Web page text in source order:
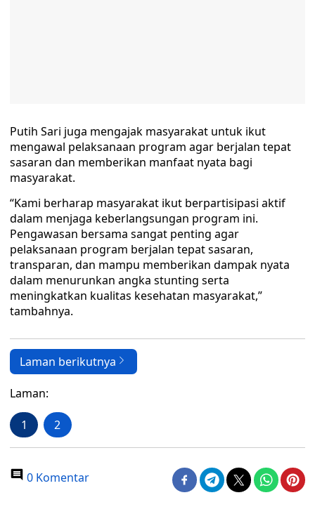
Putih Sari juga mengajak masyarakat untuk ikut
mengawal pelaksanaan program agar berjalan tepat
sasaran dan memberikan manfaat nyata bagi
masyarakat.
“Kami berharap masyarakat ikut berpartisipasi aktif
dalam menjaga keberlangsungan program ini.
Pengawasan bersama sangat penting agar
pelaksanaan program berjalan tepat sasaran,
transparan, dan mampu memberikan dampak nyata
dalam menurunkan angka stunting serta
meningkatkan kualitas kesehatan masyarakat,”
tambahnya.
Laman berikutnya
Laman:
1 2
0 Komentar